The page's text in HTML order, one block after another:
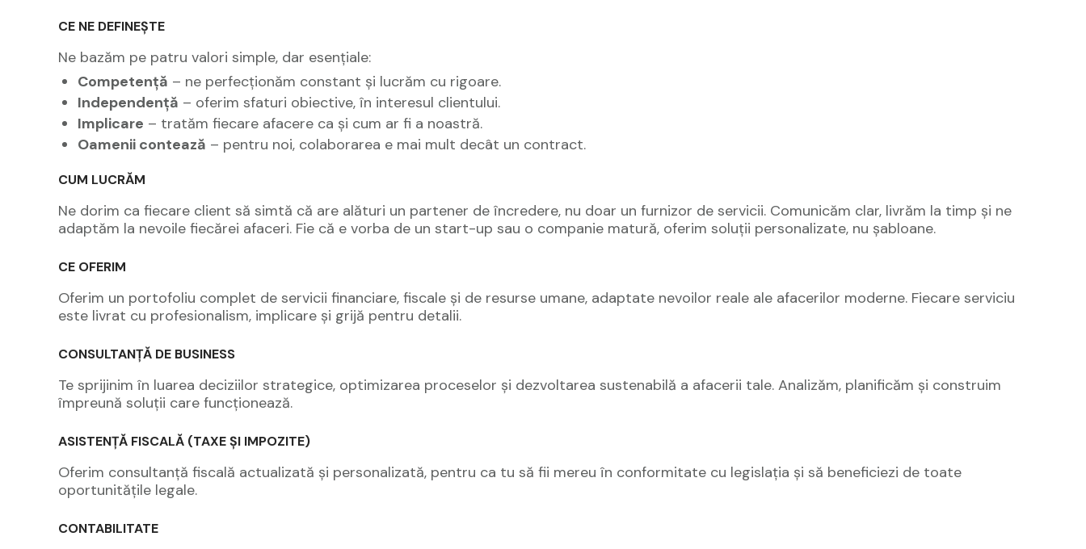
CE NE DEFINEȘTE
Ne bazăm pe patru valori simple, dar esențiale:
Competență – ne perfecționăm constant și lucrăm cu rigoare.
Independență – oferim sfaturi obiective, în interesul clientului.
Implicare – tratăm fiecare afacere ca și cum ar fi a noastră.
Oamenii contează – pentru noi, colaborarea e mai mult decât un contract.
CUM LUCRĂM
Ne dorim ca fiecare client să simtă că are alături un partener de încredere, nu doar un furnizor de servicii. Comunicăm clar, livrăm la timp și ne
adaptăm la nevoile fiecărei afaceri. Fie că e vorba de un start-up sau o companie matură, oferim soluții personalizate, nu șabloane.
CE OFERIM
Oferim un portofoliu complet de servicii financiare, fiscale și de resurse umane, adaptate nevoilor reale ale afacerilor moderne. Fiecare serviciu
este livrat cu profesionalism, implicare și grijă pentru detalii.
CONSULTANȚĂ DE BUSINESS
Te sprijinim în luarea deciziilor strategice, optimizarea proceselor și dezvoltarea sustenabilă a afacerii tale. Analizăm, planificăm și construim
împreună soluții care funcționează.
ASISTENȚĂ FISCALĂ (TAXE ȘI IMPOZITE)
Oferim consultanță fiscală actualizată și personalizată, pentru ca tu să fii mereu în conformitate cu legislația și să beneficiezi de toate
oportunitățile legale.
CONTABILITATE